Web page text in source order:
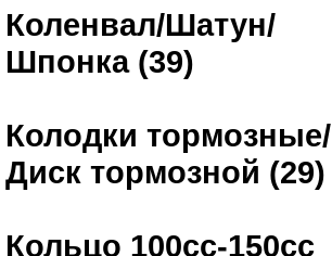
Коленвал/Шатун/
Шпонка (39)
Колодки тормозные/
Диск тормозной (29)
Кольцо 100сс-150сс